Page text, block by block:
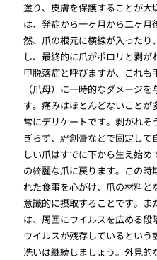
塗り、皮膚を保護することが
は、発症から一ヶ月から二ヶ
然、爪の根元に横線が入ったり
し、最終的に爪がポロリと剥
甲脱落症と呼びますが、これ
（爪母）に一時的なダメージ
す。痛みはほとんどないこと
常にデリケートです。剥がれ
ぎらず、絆創膏などで固定し
しい爪はすでに下から生え始
の綺麗な爪に戻ります。この
れた食事を心がけ、爪の材料
意識的に摂取することです。
は、周囲にウイルスを広める
ウイルスが残存しているとい
洗いは継続しましょう。外見